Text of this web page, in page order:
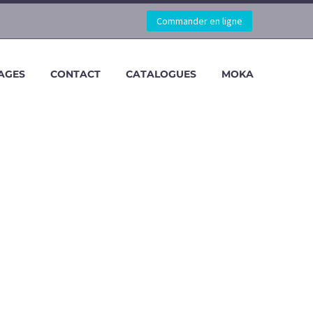
Commander en ligne
CONTACT CATALOGUES MOKA